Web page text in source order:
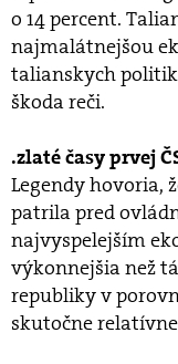
o 14 percent.
najmalátnejšou
talianskych
škoda reči.
.zlaté časy prvej
Legendy hovoria,
patrila pred
najvyspelejším
výkonnejšia než
republiky v
skutočne